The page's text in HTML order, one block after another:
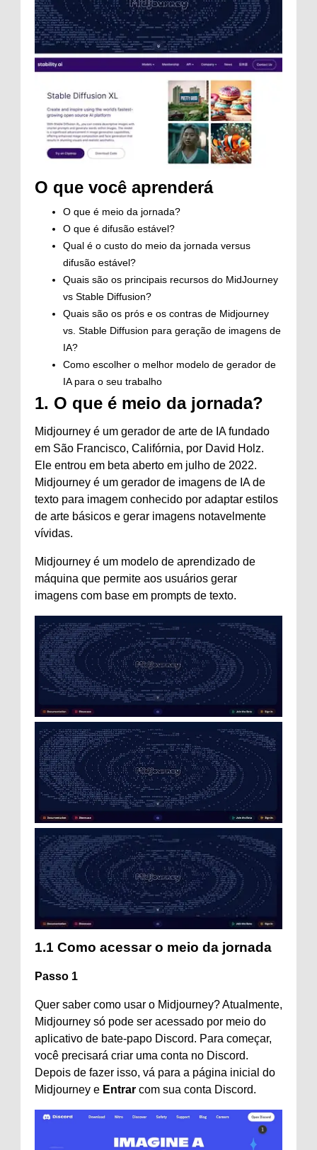
O que você aprenderá
O que é meio da jornada?
O que é difusão estável?
Qual é o custo do meio da jornada versus
difusão estável?
Quais são os principais recursos do MidJourney
vs Stable Diffusion?
Quais são os prós e os contras de Midjourney
vs. Stable Diffusion para geração de imagens de
IA?
Como escolher o melhor modelo de gerador de
IA para o seu trabalho
1. O que é meio da jornada?
Midjourney é um gerador de arte de IA fundado
em São Francisco, Califórnia, por David Holz.
Ele entrou em beta aberto em julho de 2022.
Midjourney é um gerador de imagens de IA de
texto para imagem conhecido por adaptar estilos
de arte básicos e gerar imagens notavelmente
vívidas.
Midjourney é um modelo de aprendizado de
máquina que permite aos usuários gerar
imagens com base em prompts de texto.
1.1 Como acessar o meio da jornada
Passo 1
Quer saber como usar o Midjourney? Atualmente,
Midjourney só pode ser acessado por meio do
aplicativo de bate-papo Discord. Para começar,
você precisará criar uma conta no Discord.
Depois de fazer isso, vá para a página inicial do
Midjourney e Entrar com sua conta Discord.